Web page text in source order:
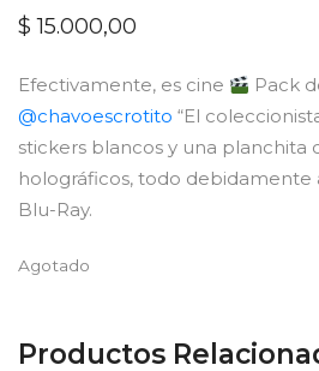
$ 15.000,00
Efectivamente, es cine
Pack
@chavoescrotito “El
stickers blancos y una planchita
holográficos, todo debidamente
Blu-Ray.
Agotado
Productos